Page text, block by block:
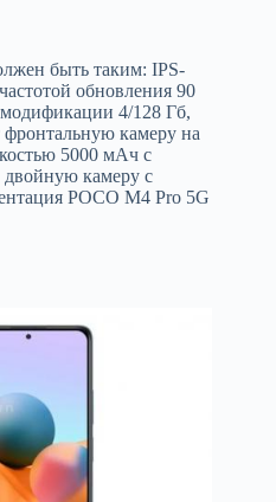
быть таким: IPS-
обновления 90
4/128 Гб,
камеру на
5000 мАч с
двойную камеру с
POCO M4 Pro 5G